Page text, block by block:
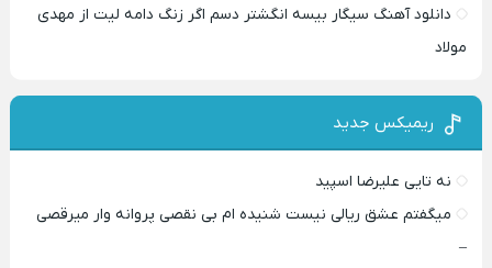
دانلود آهنگ سیگار بیسه انگشتر دسم اگر زنگ دامه لیت از مهدی
مولاد
ریمیکس جدید
نه تایی علیرضا اسپید
میگفتم عشق ریالی نیست شنیده ام بی نقصی پروانه وار میرقصی
–